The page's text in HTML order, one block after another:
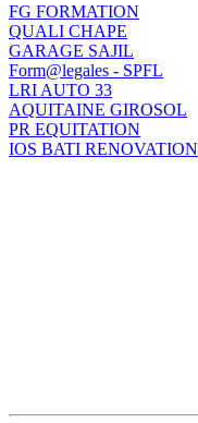
FG FORMATION
QUALI CHAPE
GARAGE SAJIL
Form@legales - SPFL
LRI AUTO 33
AQUITAINE GIROSOL
PR EQUITATION
IOS BATI RENOVATION